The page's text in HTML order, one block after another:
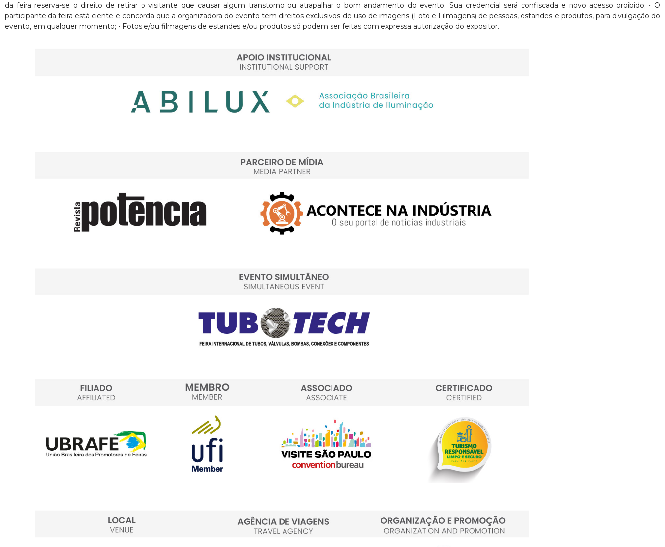
da feira reserva-se o direito de retirar o visitante que causar algum transtorno ou atrapalhar o bom andamento do evento. Sua credencial será confiscada e novo acesso proibido; • O
participante da feira está ciente e concorda que a organizadora do evento tem direitos exclusivos de uso de imagens (Foto e Filmagens) de pessoas, estandes e produtos, para divulgação do
evento, em qualquer momento; • Fotos e/ou filmagens de estandes e/ou produtos só podem ser feitas com expressa autorização do expositor.